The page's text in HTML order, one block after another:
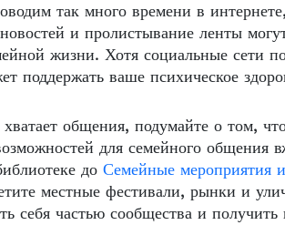
так много времени в
и пролистывание ленты
жизни. Хотя социальные сети
поддержать ваше психическое
общения, подумайте о том,
для семейного общения
до Семейные мероприятия
местные фестивали, рынки и
себя частью сообщества и